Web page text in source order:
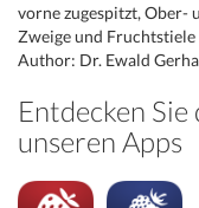
vorne zugespitzt, Ober-
Zweige und
Author: Dr. Ewald
Entdecken
unseren Apps